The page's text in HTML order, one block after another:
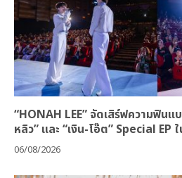
“HONAH LEE” จัดเสิร์ฟความฟิน
หลิว” และ “เงิน-โอ๊ต” Special EP
06/08/2026